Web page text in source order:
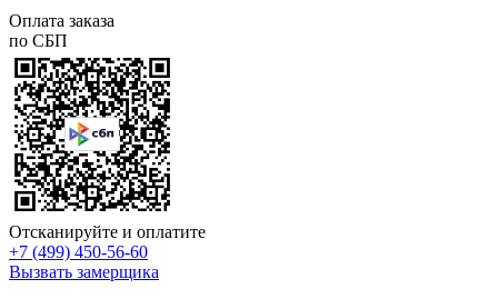
Оплата заказа
по СБП
Отсканируйте и оплатите
+7 (499) 450-56-60
Вызвать замерщика